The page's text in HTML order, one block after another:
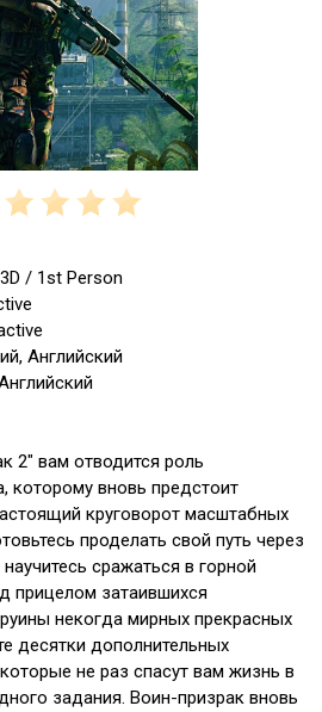
/ 1st Person
Английский
2" вам отводится роль
которому вновь предстоит
круговорот масштабных
проделать свой путь через
сражаться в горной
прицелом затаившихся
некогда мирных прекрасных
десятки дополнительных
не раз спасут вам жизнь в
задания. Воин-призрак вновь